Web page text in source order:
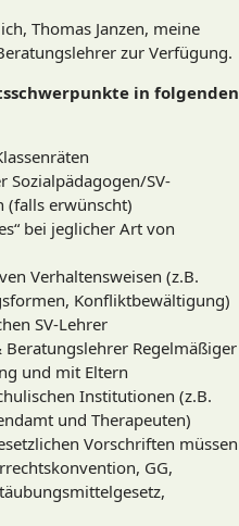
Thomas Janzen, meine
zur Verfügung.
in folgenden
Sozialpädagogen/SV-
(falls erwünscht)
bei jeglicher Art von
Verhaltensweisen (z.B.
Konfliktbewältigung)
SV-Lehrer
Regelmäßiger
und mit Eltern
Institutionen (z.B.
und Therapeuten)
Vorschriften müssen
GG,